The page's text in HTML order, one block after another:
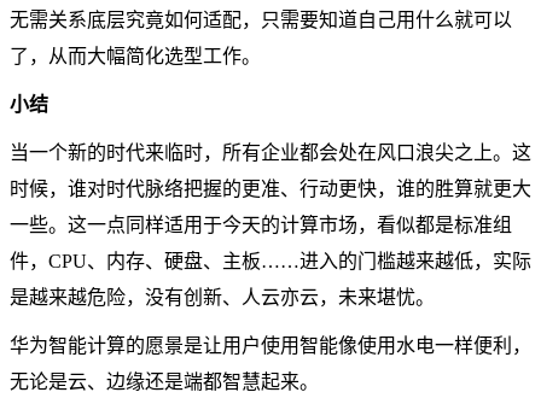
无需关系底层究竟如何适配，只需要知道自己用什么就可以
了，从而大幅简化选型工作。
小结
当一个新的时代来临时，所有企业都会处在风口浪尖之上。这
时候，谁对时代脉络把握的更准、行动更快，谁的胜算就更大
一些。这一点同样适用于今天的计算市场，看似都是标准组
件，CPU、内存、硬盘、主板……进入的门槛越来越低，实际
是越来越危险，没有创新、人云亦云，未来堪忧。
华为智能计算的愿景是让用户使用智能像使用水电一样便利，
无论是云、边缘还是端都智慧起来。